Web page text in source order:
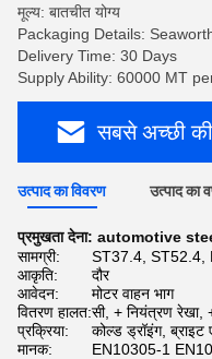
मूल्य: बातचीत योग्य
Packaging Details:
Delivery Time: 30 Days
Supply Ability: 60000 MT
सबसे अच्छी
उत्पाद का विवरण उत्पाद का
प्रमुखता देना: automotive
सामग्री:
ST37.4, ST52.4,
आकृति:
दौर
आवेदन:
मोटर वाहन भाग
वितरण हालत:सी, + नियंत्रण
प्रक्रिया:
कोल्ड ड्रॉइंग, ब्राइट
मानक:
EN10305-1